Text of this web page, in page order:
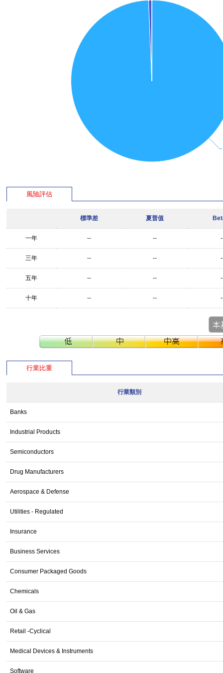
風險評估
標準差 夏普值
一年 -- --
三年 -- --
五年 -- --
十年 -- --
行業比重
行業類別
Banks
Industrial Products
Semiconductors
Drug Manufacturers
Aerospace & Defense
Utilities - Regulated
Insurance
Business Services
Consumer Packaged Goods
Chemicals
Oil & Gas
Retail -Cyclical
Medical Devices & Instruments
Software